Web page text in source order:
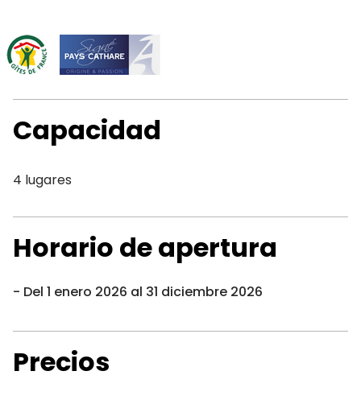
Capacidad
4 lugares
Horario de apertura
Del 1 enero 2026 al 31 diciembre 2026
Precios